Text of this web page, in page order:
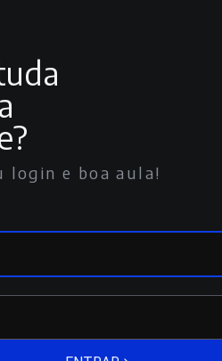
login e boa aula!